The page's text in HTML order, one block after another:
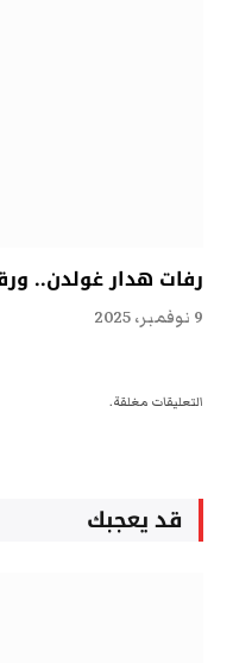
رفات هدار غولدن..
9 نوفمبر، 2025
التعليقات مغلقة.
قد يعجبك